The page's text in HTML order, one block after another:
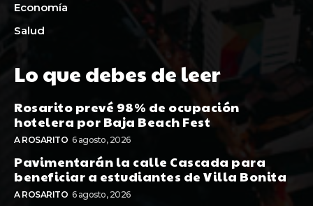
Economía
Salud
Lo que debes de leer
Rosarito prevé 98% de ocupación
hotelera por Baja Beach Fest
A ROSARITO 6 agosto, 2026
Pavimentarán la calle Cascada para
beneficiar a estudiantes de Villa Bonita
A ROSARITO 6 agosto, 2026